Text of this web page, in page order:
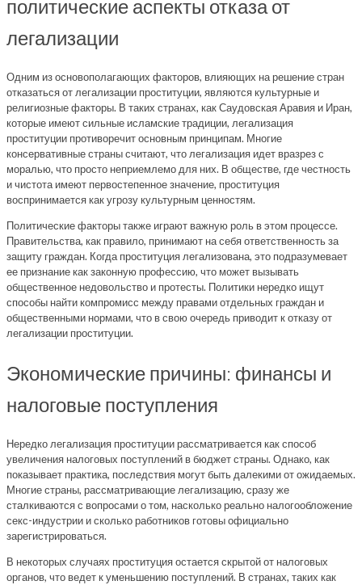
политические аспекты отказа от
легализации
Одним из основополагающих факторов, влияющих на решение стран
отказаться от легализации проституции, являются культурные и
религиозные факторы. В таких странах, как Саудовская Аравия и Иран,
которые имеют сильные исламские традиции, легализация
проституции противоречит основным принципам. Многие
консервативные страны считают, что легализация идет вразрез с
моралью, что просто неприемлемо для них. В обществе, где честность
и чистота имеют первостепенное значение, проституция
воспринимается как угрозу культурным ценностям.
Политические факторы также играют важную роль в этом процессе.
Правительства, как правило, принимают на себя ответственность за
защиту граждан. Когда проституция легализована, это подразумевает
ее признание как законную профессию, что может вызывать
общественное недовольство и протесты. Политики нередко ищут
способы найти компромисс между правами отдельных граждан и
общественными нормами, что в свою очередь приводит к отказу от
легализации проституции.
Экономические причины: финансы и
налоговые поступления
Нередко легализация проституции рассматривается как способ
увеличения налоговых поступлений в бюджет страны. Однако, как
показывает практика, последствия могут быть далекими от ожидаемых.
Многие страны, рассматривающие легализацию, сразу же
сталкиваются с вопросами о том, насколько реально налогообложение
секс-индустрии и сколько работников готовы официально
зарегистрироваться.
В некоторых случаях проституция остается скрытой от налоговых
органов, что ведет к уменьшению поступлений. В странах, таких как